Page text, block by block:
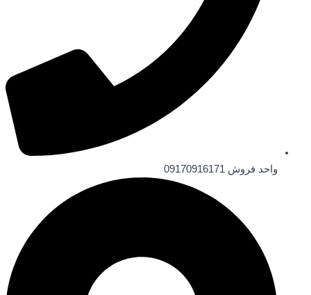
واحد فروش 09170916171